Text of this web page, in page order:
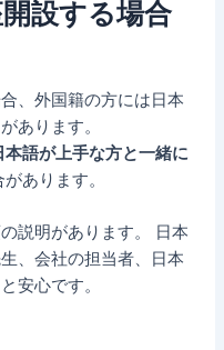
設する場合
、外国籍の方には日本
あります。
本語が上手な方と一緒に
あります。
説明があります。 日本
、会社の担当者、日本
安心です。